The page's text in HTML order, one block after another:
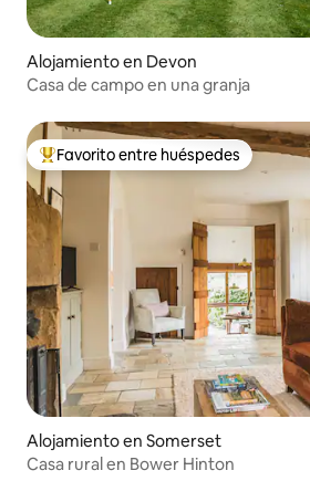
Alojamiento en Devon
Casa de campo en una granja
Favorito entre los huéspedes más
Favorito entre huéspedes
Alojamiento en Somerset
Casa rural en Bower Hinton